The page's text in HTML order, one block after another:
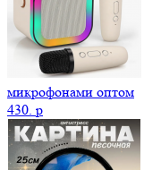
микрофонами оптом
430. p